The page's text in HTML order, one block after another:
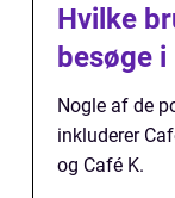
Hvilke
besøge
Nogle af de
inkluderer
og Café K.